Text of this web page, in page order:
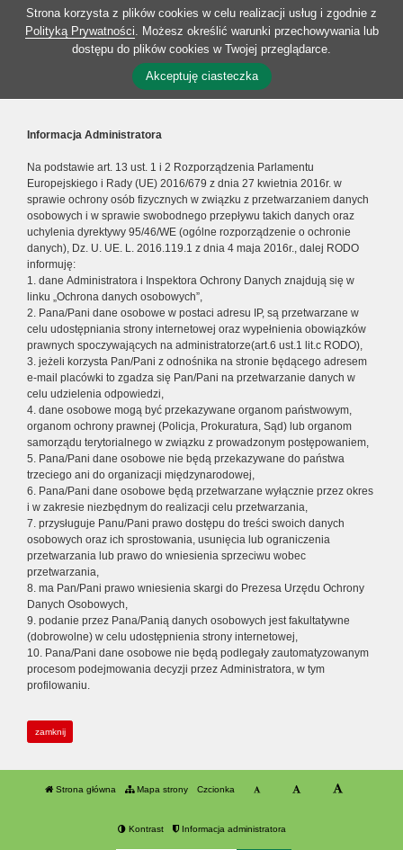
Strona korzysta z plików cookies w celu realizacji usług i zgodnie z
Polityką Prywatności. Możesz określić warunki przechowywania lub
dostępu do plików cookies w Twojej przeglądarce.
Akceptuję ciasteczka
Informacja Administratora
Na podstawie art. 13 ust. 1 i 2 Rozporządzenia Parlamentu
Europejskiego i Rady (UE) 2016/679 z dnia 27 kwietnia 2016r. w
sprawie ochrony osób fizycznych w związku z przetwarzaniem danych
osobowych i w sprawie swobodnego przepływu takich danych oraz
uchylenia dyrektywy 95/46/WE (ogólne rozporządzenie o ochronie
danych), Dz. U. UE. L. 2016.119.1 z dnia 4 maja 2016r., dalej RODO
informuję:
1. dane Administratora i Inspektora Ochrony Danych znajdują się w
linku „Ochrona danych osobowych”,
2. Pana/Pani dane osobowe w postaci adresu IP, są przetwarzane w
celu udostępniania strony internetowej oraz wypełnienia obowiązków
prawnych spoczywających na administratorze(art.6 ust.1 lit.c RODO),
3. jeżeli korzysta Pan/Pani z odnośnika na stronie będącego adresem
e-mail placówki to zgadza się Pan/Pani na przetwarzanie danych w
celu udzielenia odpowiedzi,
4. dane osobowe mogą być przekazywane organom państwowym,
organom ochrony prawnej (Policja, Prokuratura, Sąd) lub organom
samorządu terytorialnego w związku z prowadzonym postępowaniem,
5. Pana/Pani dane osobowe nie będą przekazywane do państwa
trzeciego ani do organizacji międzynarodowej,
6. Pana/Pani dane osobowe będą przetwarzane wyłącznie przez okres
i w zakresie niezbędnym do realizacji celu przetwarzania,
7. przysługuje Panu/Pani prawo dostępu do treści swoich danych
osobowych oraz ich sprostowania, usunięcia lub ograniczenia
przetwarzania lub prawo do wniesienia sprzeciwu wobec
przetwarzania,
8. ma Pan/Pani prawo wniesienia skargi do Prezesa Urzędu Ochrony
Danych Osobowych,
9. podanie przez Pana/Panią danych osobowych jest fakultatywne
(dobrowolne) w celu udostępnienia strony internetowej,
10. Pana/Pani dane osobowe nie będą podlegały zautomatyzowanym
procesom podejmowania decyzji przez Administratora, w tym
profilowaniu.
zamknij
Strona główna Mapa strony Czcionka
Kontrast Informacja administratora